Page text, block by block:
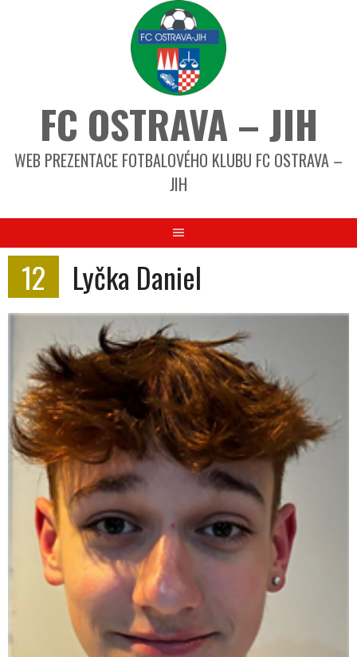
FC OSTRAVA – JIH
WEB PREZENTACE FOTBALOVÉHO KLUBU FC OSTRAVA –
JIH
12 Lyčka Daniel